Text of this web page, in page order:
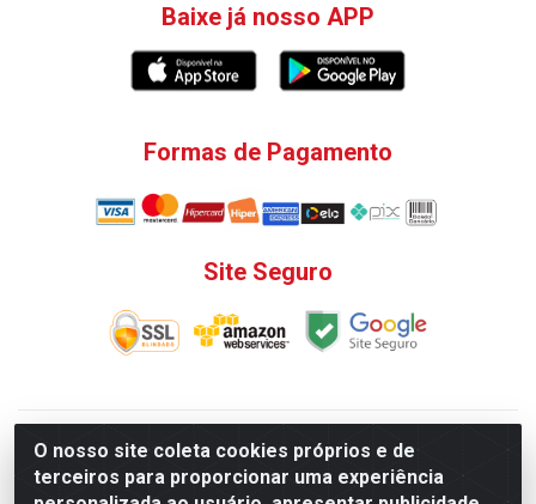
O nosso site coleta cookies próprios e de
terceiros para proporcionar uma experiência
Baixe já nosso APP
Formas de Pagamento
Site Seguro
V. C. Ferragens LTDA - Rua do Matoso, 132 - Praça da
Bandeira, Rio de Janeiro/ RJ - CEP 20.270-135 - CNPJ
12.324.723/0001-25